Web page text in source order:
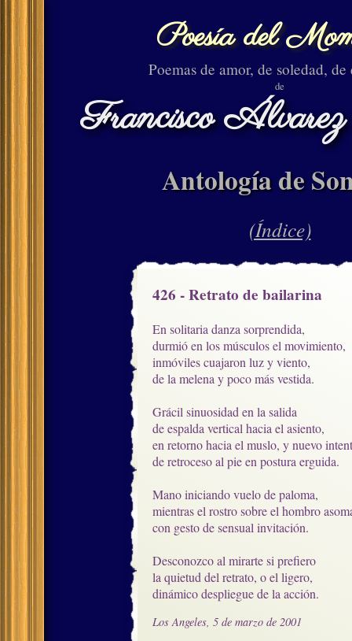
Poesía del
Poemas de amor, de soledad, de
de
Francisco
Antología de
(Índice)
426 - Retrato de bailarina
En solitaria danza sorprendida,
durmió en los músculos el movimiento,
inmóviles cuajaron luz y viento,
de la melena y poco más vestida.
Grácil sinuosidad en la salida
de espalda vertical hacia el asiento,
en retorno hacia el muslo, y nuevo
de retroceso al pie en postura erguida.
Mano iniciando vuelo de paloma,
mientras el rostro sobre el hombro
con gesto de sensual invitación.
Desconozco al mirarte si prefiero
la quietud del retrato, o el ligero,
dinámico despliegue de la acción.
Los Angeles, 5 de marzo de 2001